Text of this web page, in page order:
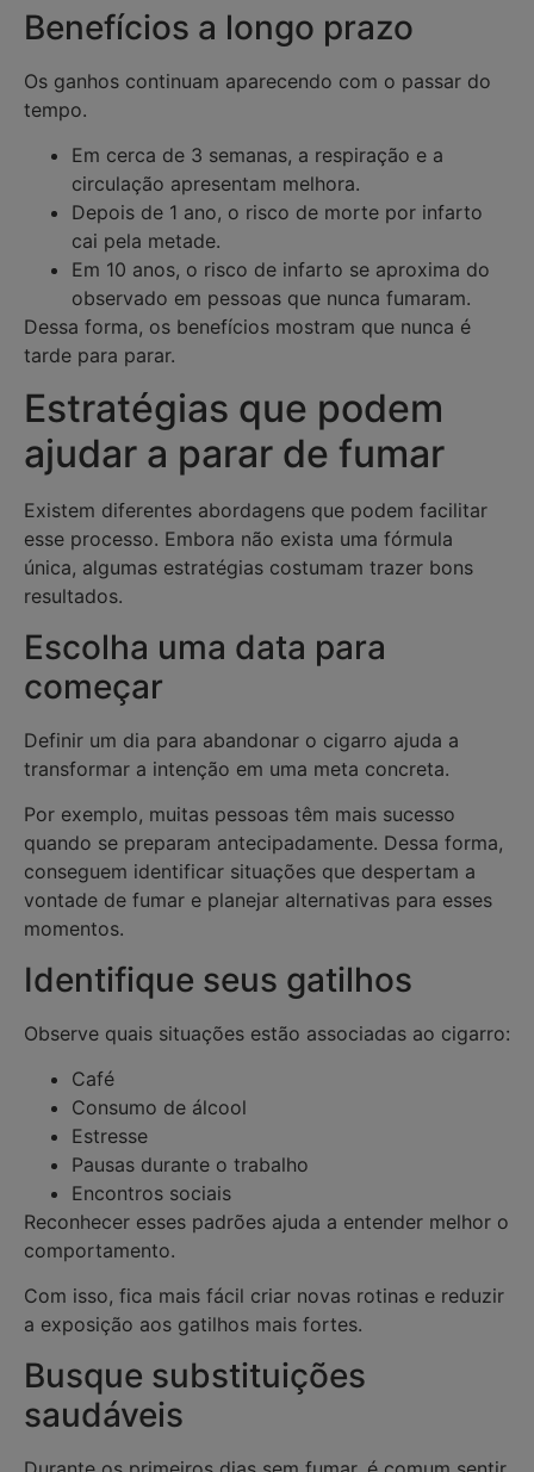
Benefícios a longo prazo
Os ganhos continuam aparecendo com o passar do
tempo.
Em cerca de 3 semanas, a respiração e a
circulação apresentam melhora.
Depois de 1 ano, o risco de morte por infarto
cai pela metade.
Em 10 anos, o risco de infarto se aproxima do
observado em pessoas que nunca fumaram.
Dessa forma, os benefícios mostram que nunca é
tarde para parar.
Estratégias que podem
ajudar a parar de fumar
Existem diferentes abordagens que podem facilitar
esse processo. Embora não exista uma fórmula
única, algumas estratégias costumam trazer bons
resultados.
Escolha uma data para
começar
Definir um dia para abandonar o cigarro ajuda a
transformar a intenção em uma meta concreta.
Por exemplo, muitas pessoas têm mais sucesso
quando se preparam antecipadamente. Dessa forma,
conseguem identificar situações que despertam a
vontade de fumar e planejar alternativas para esses
momentos.
Identifique seus gatilhos
Observe quais situações estão associadas ao cigarro:
Café
Consumo de álcool
Estresse
Pausas durante o trabalho
Encontros sociais
Reconhecer esses padrões ajuda a entender melhor o
comportamento.
Com isso, fica mais fácil criar novas rotinas e reduzir
a exposição aos gatilhos mais fortes.
Busque substituições
saudáveis